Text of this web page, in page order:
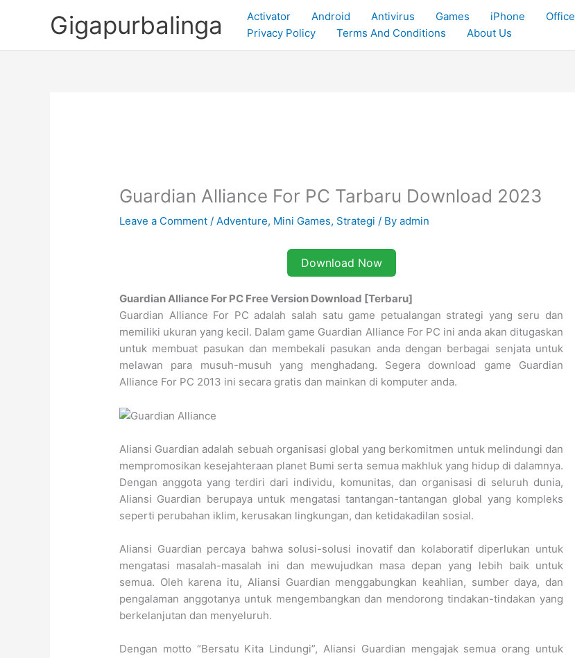
Gigapurbalinga Activator Android Antivirus Games iPhone Office
Privacy Policy
Terms And Conditions About Us
Guardian Alliance For PC Tarbaru Download 2023
Leave a Comment /Adventure, Mini Games, Strategi / Byadmin
Download Now
Guardian Alliance For PC Free Version Download [Terbaru]
Guardian Alliance For PC adalah salah satu game petualangan strategi yang seru dan
memiliki ukuran yang kecil. Dalam game Guardian Alliance For PC ini anda akan ditugaskan
untuk membuat pasukan dan membekali pasukan anda dengan berbagai senjata untuk
melawan para musuh-musuh yang menghadang. Segera download game Guardian
Alliance For PC 2013 ini secara gratis dan mainkan di komputer anda.
Aliansi Guardian adalah sebuah organisasi global yang berkomitmen untuk melindungi dan
mempromosikan kesejahteraan planet Bumi serta semua makhluk yang hidup di dalamnya.
Dengan anggota yang terdiri dari individu, komunitas, dan organisasi di seluruh dunia,
Aliansi Guardian berupaya untuk mengatasi tantangan-tantangan global yang kompleks
seperti perubahan iklim, kerusakan lingkungan, dan ketidakadilan sosial.
Aliansi Guardian percaya bahwa solusi-solusi inovatif dan kolaboratif diperlukan untuk
mengatasi masalah-masalah ini dan mewujudkan masa depan yang lebih baik untuk
semua. Oleh karena itu, Aliansi Guardian menggabungkan keahlian, sumber daya, dan
pengalaman anggotanya untuk mengembangkan dan mendorong tindakan-tindakan yang
berkelanjutan dan menyeluruh.
Dengan motto “Bersatu Kita Lindungi”, Aliansi Guardian mengajak semua orang untuk